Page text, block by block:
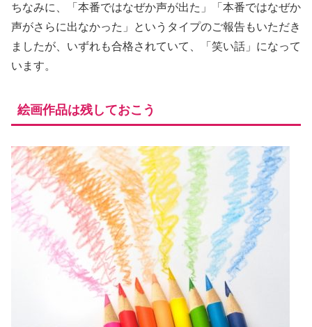
ちなみに、「本番ではなぜか声が出た」「本番ではなぜか
声がさらに出なかった」というタイプのご報告もいただき
ましたが、いずれも合格されていて、「笑い話」になって
います。
絵画作品は残しておこう